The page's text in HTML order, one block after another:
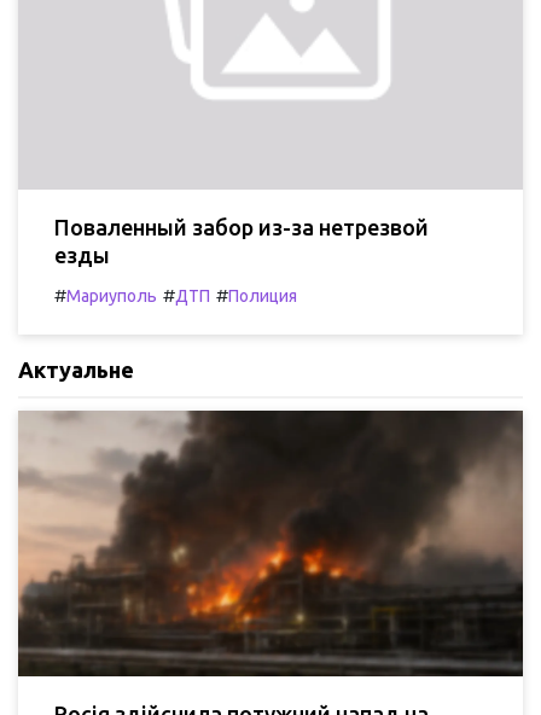
Поваленный забор из-за нетрезвой
езды
#Мариуполь #ДТП #Полиция
Актуальне